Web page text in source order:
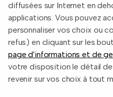
Politique de
2026
diffusées sur Internet en
applications. Vous pouvez
personnaliser vos choix ou
refus) en cliquant sur les
page d'informations et de
votre disposition le détail
revenir sur vos choix à tout